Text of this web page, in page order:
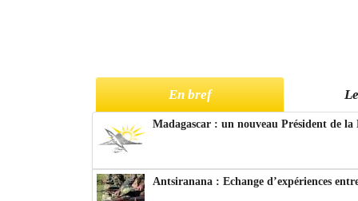
En bref
Madagascar : un nouveau Président de
Antsiranana : Echange d’expériences